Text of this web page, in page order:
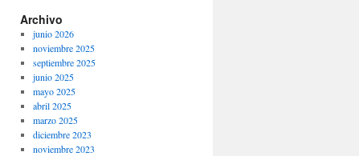
Archivo
junio 2026
noviembre 2025
septiembre 2025
junio 2025
mayo 2025
abril 2025
marzo 2025
diciembre 2023
noviembre 2023